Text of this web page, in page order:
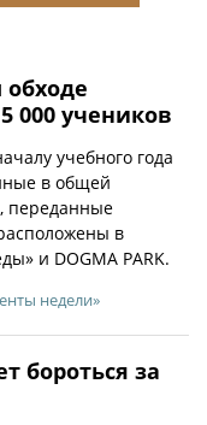
000 учеников
учебного года
в общей
переданные
в
и DOGMA PARK.
недели»
бороться за